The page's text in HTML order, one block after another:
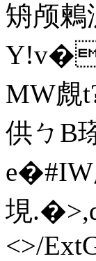
矪颅
MW覤
供ㄅB
e�#IW
垷
<>/